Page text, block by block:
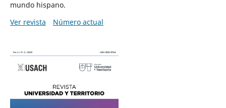
mundo hispano.
Ver revista
Número actual